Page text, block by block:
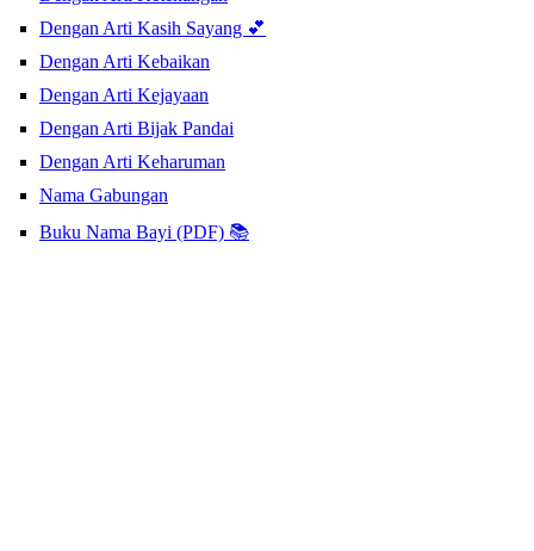
Dengan Arti Kasih Sayang 💕
Dengan Arti Kebaikan
Dengan Arti Kejayaan
Dengan Arti Bijak Pandai
Dengan Arti Keharuman
Nama Gabungan
Buku Nama Bayi (PDF) 📚